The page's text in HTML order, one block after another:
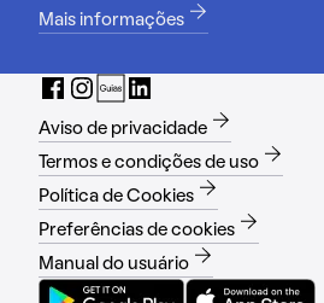
Mais informações
Aviso de privacidade
Termos e condições de uso
Política de Cookies
Preferências de cookies
Manual do usuário